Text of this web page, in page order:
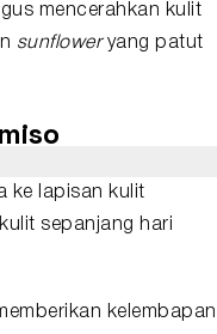
mencerahkan kulit
sunflower yang patut
ke lapisan kulit
sepanjang hari
kelembapan